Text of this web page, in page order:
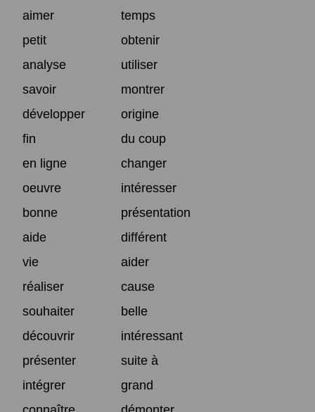
aimer
temps
petit
obtenir
analyse
utiliser
savoir
montrer
développer
origine
fin
du coup
en ligne
changer
oeuvre
intéresser
bonne
présentation
aide
différent
vie
aider
réaliser
cause
souhaiter
belle
découvrir
intéressant
présenter
suite à
intégrer
grand